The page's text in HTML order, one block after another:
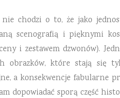
chodzi o to, że jako
scenografią i pięknymi
i zestawem dzwonów).
obrazków, które stają się
a konsekwencje fabularne
dopowiadać sporą część